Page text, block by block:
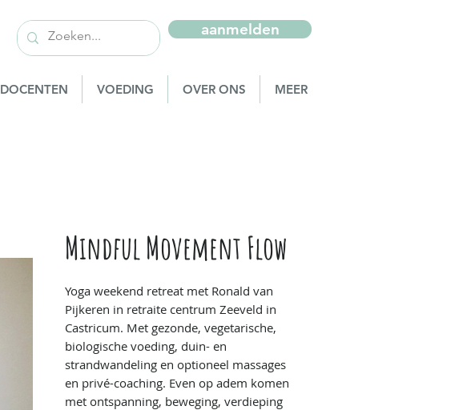
aanmelden
DOCENTEN VOEDING OVER ONS MEER
Mindful Movement Flow
Yoga weekend retreat met Ronald van
Pijkeren in retraite centrum Zeeveld in
Castricum. Met gezonde, vegetarische,
biologische voeding, duin- en
strandwandeling en optioneel massages
en privé-coaching. Even op adem komen
met ontspanning, beweging, verdieping